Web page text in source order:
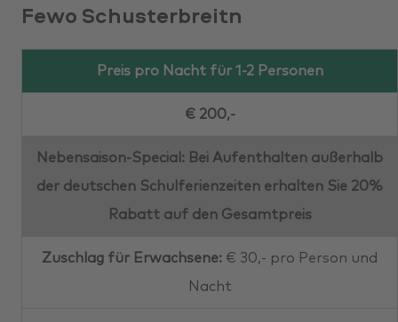
Fewo Schusterbreitn
Preis pro Nacht für 1-2 Personen
€ 200,-
Nebensaison-Special: Bei Aufenthalten außerhalb
der deutschen Schulferienzeiten erhalten Sie 20%
Rabatt auf den Gesamtpreis
Zuschlag für Erwachsene: € 30,- pro Person und
Nacht